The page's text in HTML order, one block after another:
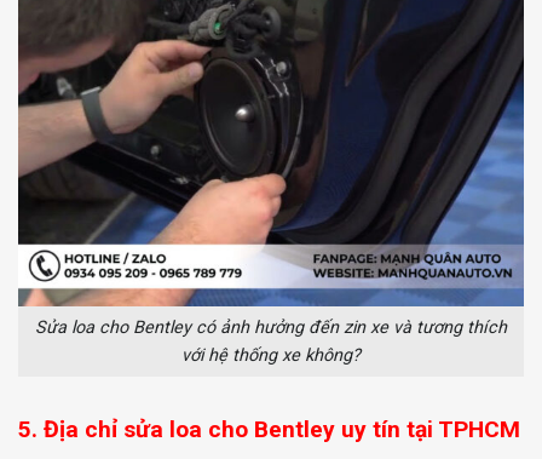
Sửa loa cho Bentley có ảnh hưởng đến zin xe và tương thích
với hệ thống xe không?
5. Địa chỉ sửa loa cho Bentley uy tín tại TPHCM